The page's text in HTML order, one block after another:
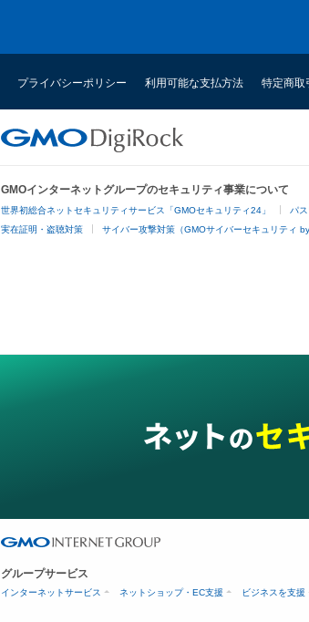
プライバシーポリシー 利用可能な支払方法 特定商取
GMOインターネットグループのセキュリティ事業について
世界初総合ネットセキュリティサービス「GMOセキュリティ24」 パ
実在証明・盗聴対策 サイバー攻撃対策（GMOサイバーセキュリティ by
グループサービス
インターネットサービス ネットショップ・EC支援 ビジネスを支援